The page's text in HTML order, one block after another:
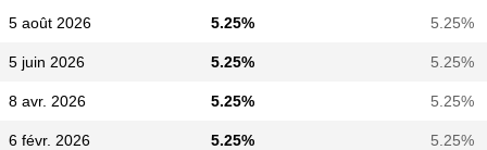
5 août 2026 5.25% 5.25%
5 juin 2026 5.25% 5.25%
8 avr. 2026 5.25% 5.25%
6 févr. 2026 5.25% 5.25%